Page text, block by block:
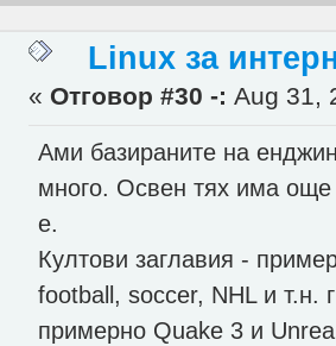
Linux за
« Отговор #30 -: Aug 31,
Ами базираните на
много. Освен тях има
е.
Култови заглавия -
football, soccer, NHL и т.н.
примерно Quake 3 и